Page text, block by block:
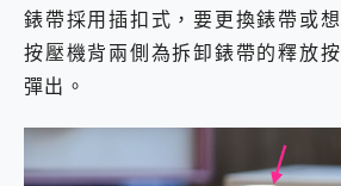
錶帶採用插扣式，要更換錶帶或
按壓機背兩側為拆卸錶帶的釋放
彈出。